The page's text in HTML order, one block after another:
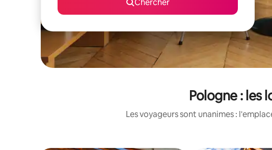
Chercher
Pologne : les
Les voyageurs sont unanimes :